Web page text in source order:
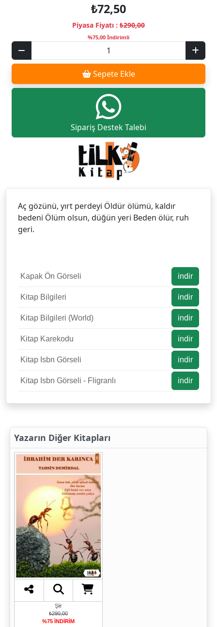
₺72,50
Piyasa Fiyatı : ₺290,00
%75,00 İndirimli
Sepete Ekle
Sipariş Destek Talebi
Aç gözünü, yırt perdeyi Öldür ölümü, kaldır
bedeni Ölüm olsun, düğün yeri Beden ölür, ruh
geri.
Kapak Ön Görseli indir
Kitap Bilgileri indir
Kitap Bilgileri (World) indir
Kitap Karekodu indir
Kitap Isbn Görseli indir
Kitap Isbn Görseli - Fligranlı indir
Yazarın Diğer Kitapları
Şiir
₺290,00
%75 İNDİRİM